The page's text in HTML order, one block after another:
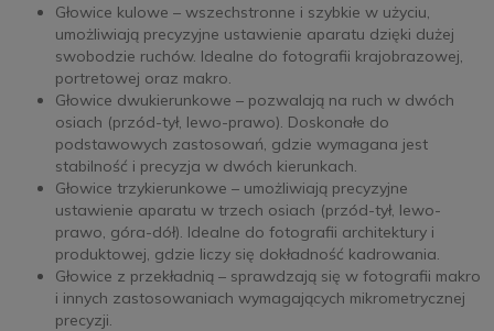
Głowice kulowe – wszechstronne i szybkie w użyciu,
umożliwiają precyzyjne ustawienie aparatu dzięki dużej
swobodzie ruchów. Idealne do fotografii krajobrazowej,
portretowej oraz makro.
Głowice dwukierunkowe – pozwalają na ruch w dwóch
osiach (przód-tył, lewo-prawo). Doskonałe do
podstawowych zastosowań, gdzie wymagana jest
stabilność i precyzja w dwóch kierunkach.
Głowice trzykierunkowe – umożliwiają precyzyjne
ustawienie aparatu w trzech osiach (przód-tył, lewo-
prawo, góra-dół). Idealne do fotografii architektury i
produktowej, gdzie liczy się dokładność kadrowania.
Głowice z przekładnią – sprawdzają się w fotografii makro
i innych zastosowaniach wymagających mikrometrycznej
precyzji.